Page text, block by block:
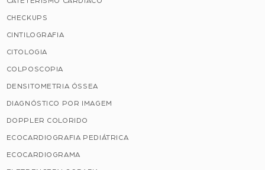
CHECKUPS
CINTILOGRAFIA
CITOLOGIA
COLPOSCOPIA
DENSITOMETRIA ÓSSEA
DIAGNÓSTICO POR IMAGEM
DOPPLER COLORIDO
ECOCARDIOGRAFIA PEDIÁTRICA
ECOCARDIOGRAMA